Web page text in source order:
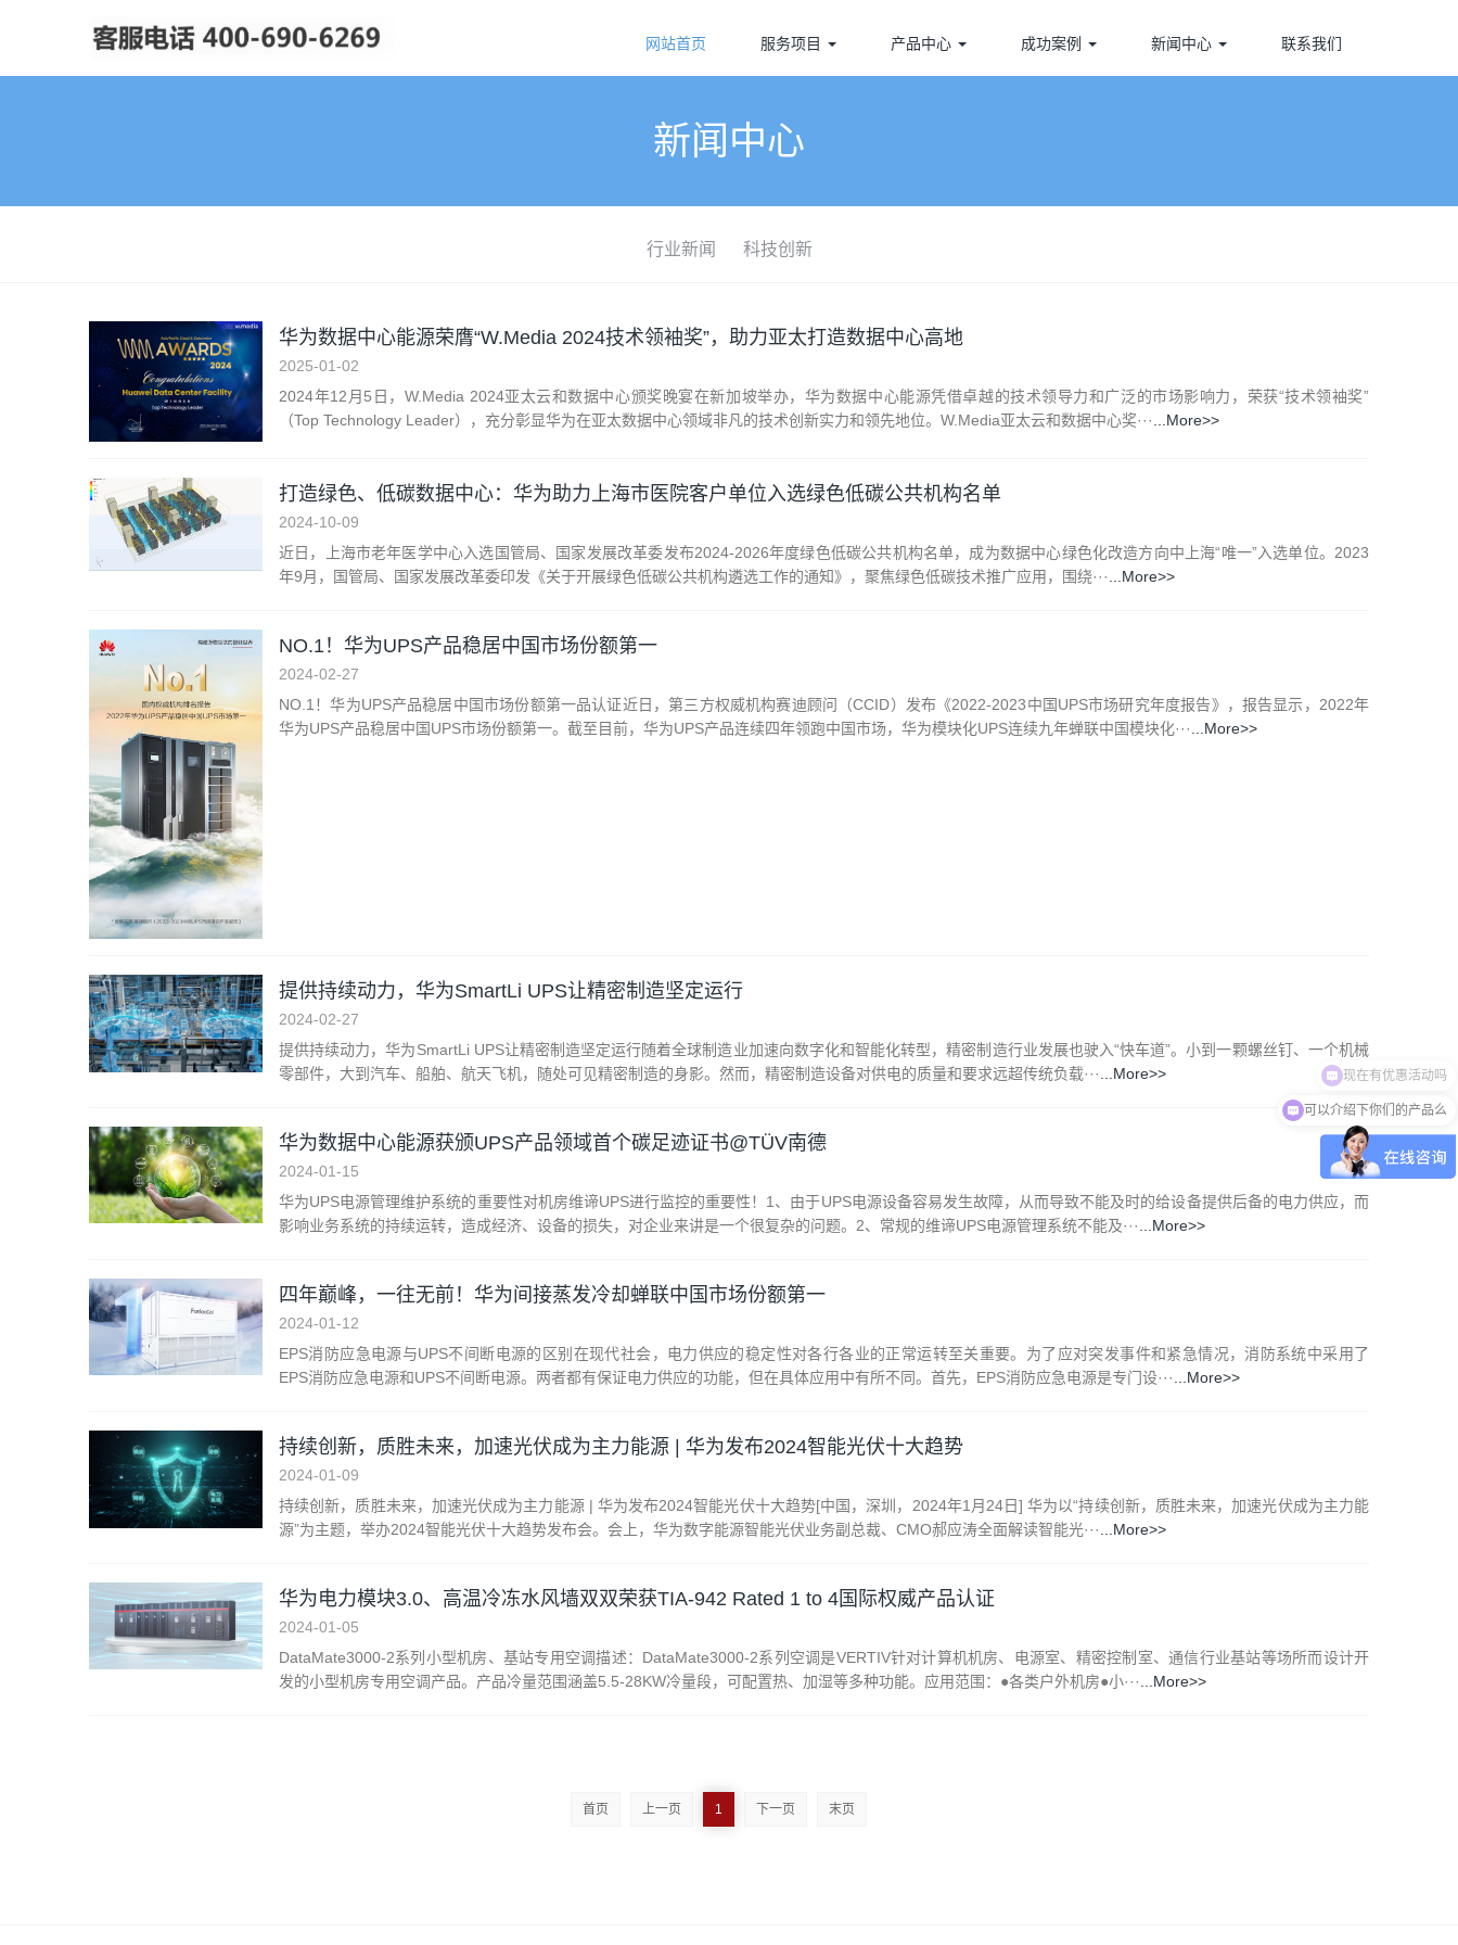
网站首页 服务项目 产品中心 成功案例 新闻中心 联系我们
新闻中心
行业新闻 科技创新
华为数据中心能源荣膺“W.Media 2024技术领袖奖”，助力亚太打造数据中心高地
2025-01-02
2024年12月5日，W.Media 2024亚太云和数据中心颁奖晚宴在新加坡举办，华为数据中心能源凭借卓越的技术领导力和广泛的市场影响力，荣获“技术领袖奖”
（Top Technology Leader），充分彰显华为在亚太数据中心领域非凡的技术创新实力和领先地位。W.Media亚太云和数据中心奖···
...More>>
打造绿色、低碳数据中心：华为助力上海市医院客户单位入选绿色低碳公共机构名单
2024-10-09
近日，上海市老年医学中心入选国管局、国家发展改革委发布2024-2026年度绿色低碳公共机构名单，成为数据中心绿色化改造方向中上海“唯一”入选单位。2023
年9月，国管局、国家发展改革委印发《关于开展绿色低碳公共机构遴选工作的通知》，聚焦绿色低碳技术推广应用，围绕···
...More>>
NO.1！华为UPS产品稳居中国市场份额第一
2024-02-27
NO.1！华为UPS产品稳居中国市场份额第一品认证近日，第三方权威机构赛迪顾问（CCID）发布《2022-2023中国UPS市场研究年度报告》，报告显示，2022年
华为UPS产品稳居中国UPS市场份额第一。截至目前，华为UPS产品连续四年领跑中国市场，华为模块化UPS连续九年蝉联中国模块化···
...More>>
提供持续动力，华为SmartLi UPS让精密制造坚定运行
2024-02-27
提供持续动力，华为SmartLi UPS让精密制造坚定运行随着全球制造业加速向数字化和智能化转型，精密制造行业发展也驶入“快车道”。小到一颗螺丝钉、一个机械
零部件，大到汽车、船舶、航天飞机，随处可见精密制造的身影。然而，精密制造设备对供电的质量和要求远超传统负载···
...More>>
华为数据中心能源获颁UPS产品领域首个碳足迹证书@TÜV南德
2024-01-15
华为UPS电源管理维护系统的重要性对机房维谛UPS进行监控的重要性！1、由于UPS电源设备容易发生故障，从而导致不能及时的给设备提供后备的电力供应，而
影响业务系统的持续运转，造成经济、设备的损失，对企业来讲是一个很复杂的问题。2、常规的维谛UPS电源管理系统不能及···
...More>>
四年巅峰，一往无前！华为间接蒸发冷却蝉联中国市场份额第一
2024-01-12
EPS消防应急电源与UPS不间断电源的区别在现代社会，电力供应的稳定性对各行各业的正常运转至关重要。为了应对突发事件和紧急情况，消防系统中采用了
EPS消防应急电源和UPS不间断电源。两者都有保证电力供应的功能，但在具体应用中有所不同。首先，EPS消防应急电源是专门设···
...More>>
持续创新，质胜未来，加速光伏成为主力能源 | 华为发布2024智能光伏十大趋势
2024-01-09
持续创新，质胜未来，加速光伏成为主力能源 | 华为发布2024智能光伏十大趋势[中国，深圳，2024年1月24日] 华为以“持续创新，质胜未来，加速光伏成为主力能
源”为主题，举办2024智能光伏十大趋势发布会。会上，华为数字能源智能光伏业务副总裁、CMO郝应涛全面解读智能光···
...More>>
华为电力模块3.0、高温冷冻水风墙双双荣获TIA-942 Rated 1 to 4国际权威产品认证
2024-01-05
DataMate3000-2系列小型机房、基站专用空调描述：DataMate3000-2系列空调是VERTIV针对计算机机房、电源室、精密控制室、通信行业基站等场所而设计开
发的小型机房专用空调产品。产品冷量范围涵盖5.5-28KW冷量段，可配置热、加湿等多种功能。应用范围：●各类户外机房●小···
...More>>
首页 上一页 1 下一页 末页
可以介绍下你们的产品么
现在有优惠活动吗